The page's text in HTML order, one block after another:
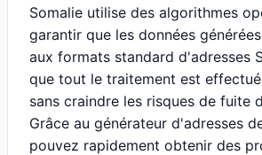
Somalie utilise des algorithmes
garantir que les données
aux formats standard d'adresses
que tout le traitement est
sans craindre les risques de fuite
Grâce au générateur d'adresses
pouvez rapidement obtenir des